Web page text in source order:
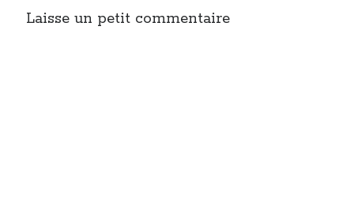
Laisse un petit commentaire